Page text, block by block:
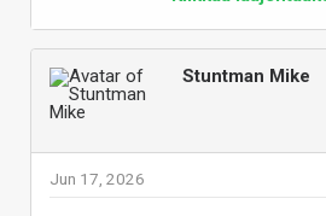
hommannut Noctuaa
En allekirjoita tätä ollenkaan "
periaattessa tarvitse ostaa kun
kyllä, yhden ja ainoan kerran
Mielenkiinnolla odottaen
Stuntman Mike
Jun 17, 2026